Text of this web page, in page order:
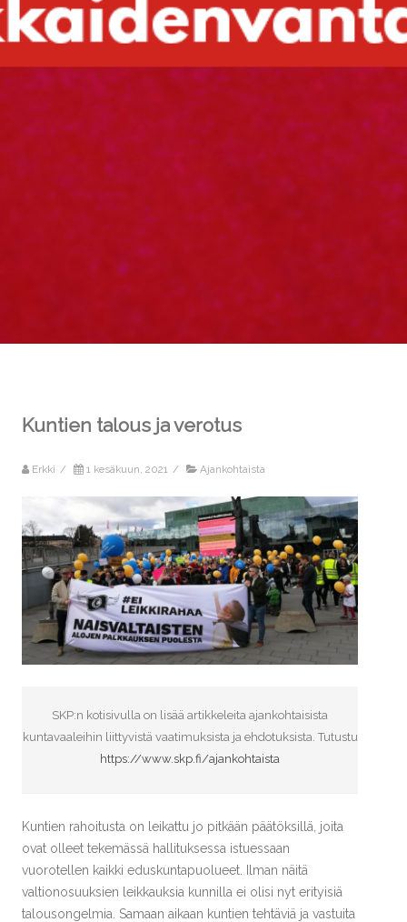
Kuntien talous ja verotus
Erkki / 1 kesäkuun, 2021 / Ajankohtaista
SKP:n kotisivulla on lisää artikkeleita ajankohtaisista
kuntavaaleihin liittyvistä vaatimuksista ja ehdotuksista. Tutustu
https://www.skp.fi/ajankohtaista
Kuntien rahoitusta on leikattu jo pitkään päätöksillä, joita
ovat olleet tekemässä hallituksessa istuessaan
vuorotellen kaikki eduskuntapuolueet. Ilman näitä
valtionosuuksien leikkauksia kunnilla ei olisi nyt erityisiä
talousongelmia. Samaan aikaan kuntien tehtäviä ja vastuita